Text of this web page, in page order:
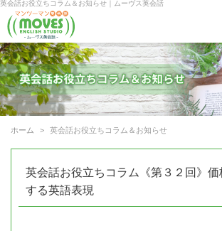
英会話お役立ちコラム＆お知らせ｜ムーヴス英会話
ホーム 英会話お役立ちコラム＆お知らせ
英会話お役立ちコラム《第３２回》価
する英語表現